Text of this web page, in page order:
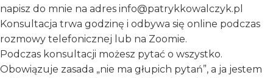
napisz do mnie na adres info@patrykkowalczyk.pl
Konsultacja trwa godzinę i odbywa się online podczas
rozmowy telefonicznej lub na Zoomie.
Podczas konsultacji możesz pytać o wszystko.
Obowiązuje zasada „nie ma głupich pytań”, a ja jestem